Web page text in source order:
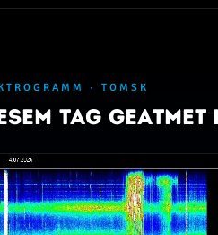
· TOMSK
Tag geatmet